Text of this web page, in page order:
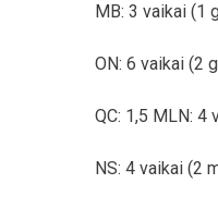
MB: 3 vaikai (1
ON: 6 vaikai (2
QC: 1,5 MLN:
NS: 4 vaikai (2